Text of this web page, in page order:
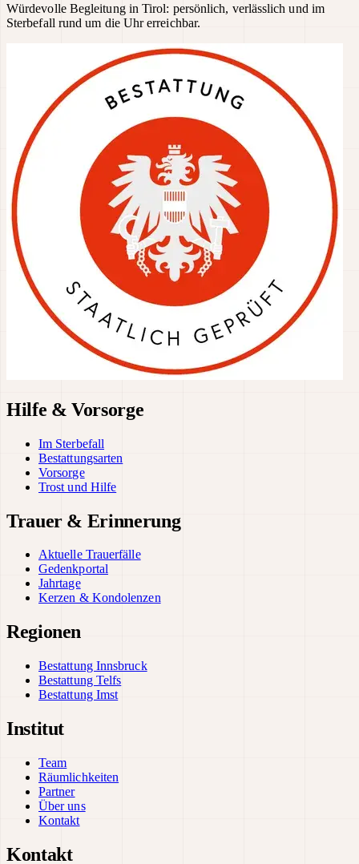
Würdevolle Begleitung in Tirol: persönlich, verlässlich und im
Sterbefall rund um die Uhr erreichbar.
Hilfe & Vorsorge
Im Sterbefall
Bestattungsarten
Vorsorge
Trost und Hilfe
Trauer & Erinnerung
Aktuelle Trauerfälle
Gedenkportal
Jahrtage
Kerzen & Kondolenzen
Regionen
Bestattung Innsbruck
Bestattung Telfs
Bestattung Imst
Institut
Team
Räumlichkeiten
Partner
Über uns
Kontakt
Kontakt